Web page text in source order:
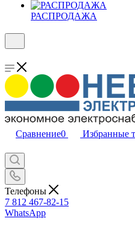
РАСПРОДАЖА
Сравнение0 Избранные
Телефоны
7 812 467-82-15
WhatsApp